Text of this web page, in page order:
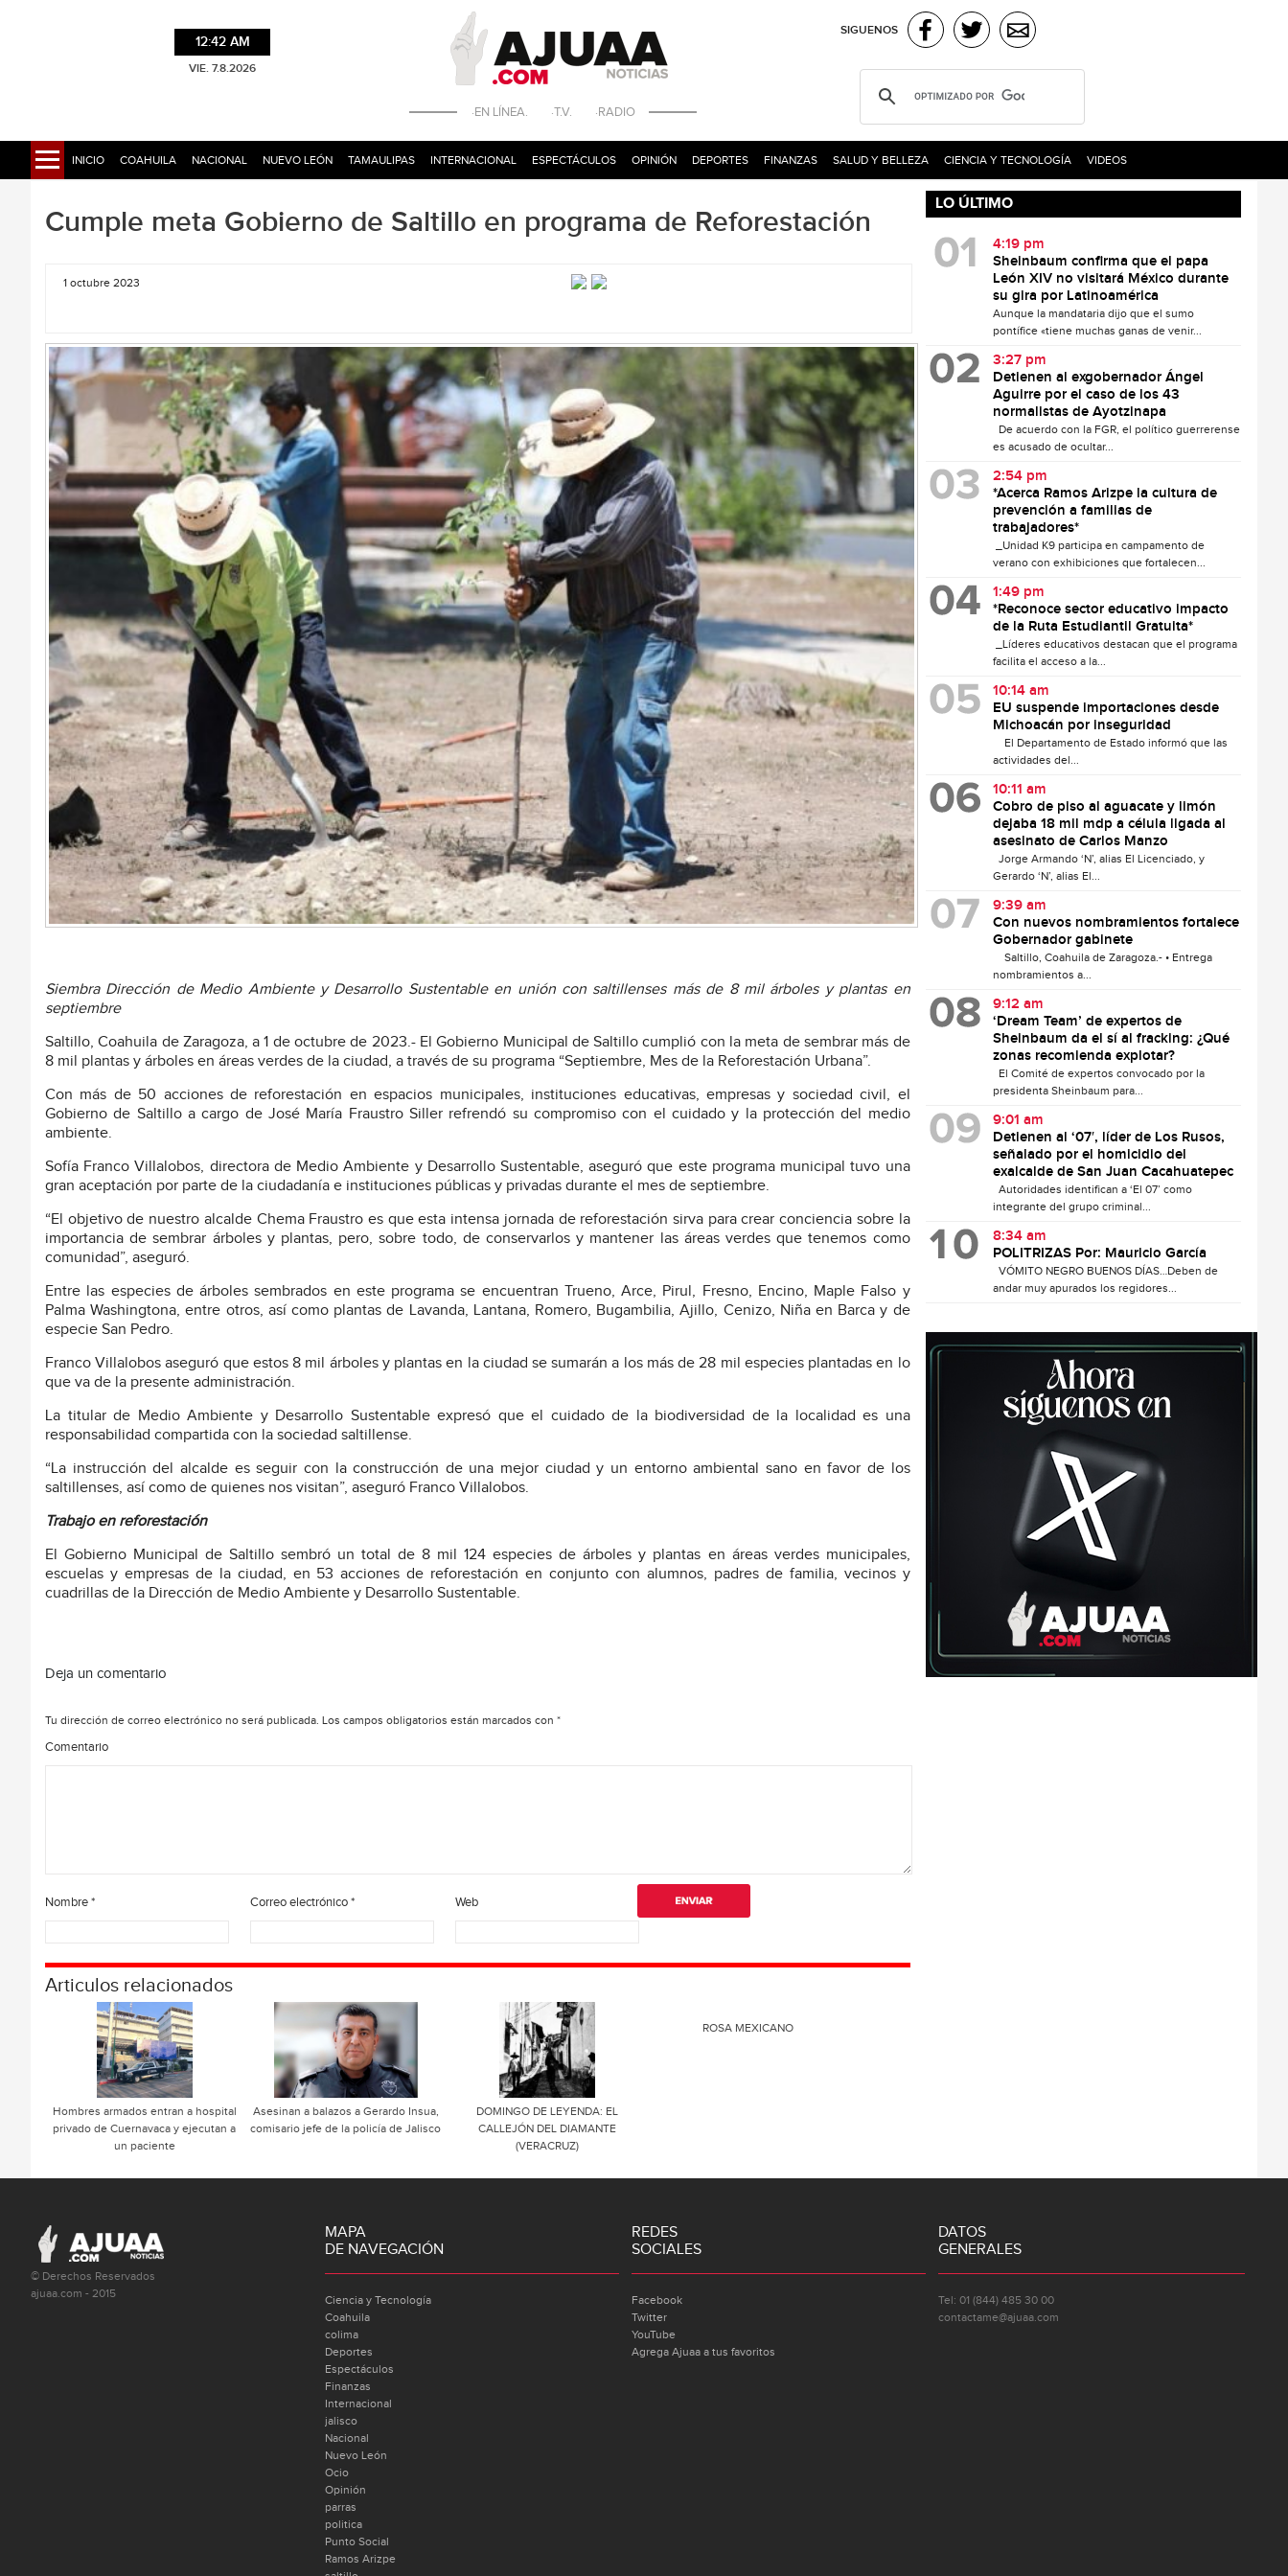
12:42 AM
VIE. 7.8.2026
·EN LÍNEA. ·T.V. ·RADIO
SIGUENOS
INICIO COAHUILA NACIONAL NUEVO LEÓN TAMAULIPAS INTERNACIONAL ESPECTÁCULOS OPINIÓN DEPORTES FINANZAS SALUD Y BELLEZA CIENCIA Y TECNOLOGÍA VIDEOS
Cumple meta Gobierno de Saltillo en programa de Reforestación
1 octubre 2023
Siembra Dirección de Medio Ambiente y Desarrollo Sustentable en unión con saltillenses más de 8 mil árboles y plantas en
septiembre
Saltillo, Coahuila de Zaragoza, a 1 de octubre de 2023.- El Gobierno Municipal de Saltillo cumplió con la meta de sembrar más de
8 mil plantas y árboles en áreas verdes de la ciudad, a través de su programa “Septiembre, Mes de la Reforestación Urbana”.
Con más de 50 acciones de reforestación en espacios municipales, instituciones educativas, empresas y sociedad civil, el
Gobierno de Saltillo a cargo de José María Fraustro Siller refrendó su compromiso con el cuidado y la protección del medio
ambiente.
Sofía Franco Villalobos, directora de Medio Ambiente y Desarrollo Sustentable, aseguró que este programa municipal tuvo una
gran aceptación por parte de la ciudadanía e instituciones públicas y privadas durante el mes de septiembre.
“El objetivo de nuestro alcalde Chema Fraustro es que esta intensa jornada de reforestación sirva para crear conciencia sobre la
importancia de sembrar árboles y plantas, pero, sobre todo, de conservarlos y mantener las áreas verdes que tenemos como
comunidad”, aseguró.
Entre las especies de árboles sembrados en este programa se encuentran Trueno, Arce, Pirul, Fresno, Encino, Maple Falso y
Palma Washingtona, entre otros, así como plantas de Lavanda, Lantana, Romero, Bugambilia, Ajillo, Cenizo, Niña en Barca y de
especie San Pedro.
Franco Villalobos aseguró que estos 8 mil árboles y plantas en la ciudad se sumarán a los más de 28 mil especies plantadas en lo
que va de la presente administración.
La titular de Medio Ambiente y Desarrollo Sustentable expresó que el cuidado de la biodiversidad de la localidad es una
responsabilidad compartida con la sociedad saltillense.
“La instrucción del alcalde es seguir con la construcción de una mejor ciudad y un entorno ambiental sano en favor de los
saltillenses, así como de quienes nos visitan”, aseguró Franco Villalobos.
Trabajo en reforestación
El Gobierno Municipal de Saltillo sembró un total de 8 mil 124 especies de árboles y plantas en áreas verdes municipales,
escuelas y empresas de la ciudad, en 53 acciones de reforestación en conjunto con alumnos, padres de familia, vecinos y
cuadrillas de la Dirección de Medio Ambiente y Desarrollo Sustentable.
Deja un comentario
Tu dirección de correo electrónico no será publicada. Los campos obligatorios están marcados con *
Comentario
Nombre* Correo electrónico* Web
Articulos relacionados
Hombres armados entran a hospital
privado de Cuernavaca y ejecutan a
un paciente
Asesinan a balazos a Gerardo Insua,
comisario jefe de la policía de Jalisco
DOMINGO DE LEYENDA: EL
CALLEJÓN DEL DIAMANTE
(VERACRUZ)
ROSA MEXICANO
LO ÚLTIMO
4:19 pm
Sheinbaum confirma que el papa
León XIV no visitará México durante
su gira por Latinoamérica
Aunque la mandataria dijo que el sumo
pontífice «tiene muchas ganas de venir...
3:27 pm
Detienen al exgobernador Ángel
Aguirre por el caso de los 43
normalistas de Ayotzinapa
De acuerdo con la FGR, el político guerrerense
es acusado de ocultar...
2:54 pm
*Acerca Ramos Arizpe la cultura de
prevención a familias de
trabajadores*
_Unidad K9 participa en campamento de
verano con exhibiciones que fortalecen...
1:49 pm
*Reconoce sector educativo impacto
de la Ruta Estudiantil Gratuita*
_Líderes educativos destacan que el programa
facilita el acceso a la...
10:14 am
EU suspende importaciones desde
Michoacán por inseguridad
El Departamento de Estado informó que las
actividades del...
10:11 am
Cobro de piso al aguacate y limón
dejaba 18 mil mdp a célula ligada al
asesinato de Carlos Manzo
Jorge Armando ‘N’, alias El Licenciado, y
Gerardo ‘N’, alias El...
9:39 am
Con nuevos nombramientos fortalece
Gobernador gabinete
Saltillo, Coahuila de Zaragoza.- • Entrega
nombramientos a...
9:12 am
‘Dream Team’ de expertos de
Sheinbaum da el sí al fracking: ¿Qué
zonas recomienda explotar?
El Comité de expertos convocado por la
presidenta Sheinbaum para...
9:01 am
Detienen al ‘07′, líder de Los Rusos,
señalado por el homicidio del
exalcalde de San Juan Cacahuatepec
Autoridades identifican a ‘El 07’ como
integrante del grupo criminal...
8:34 am
POLITRIZAS Por: Mauricio García
VÓMITO NEGRO BUENOS DÍAS…Deben de
andar muy apurados los regidores...
© Derechos Reservados
ajuaa.com - 2015
MAPA
DE NAVEGACIÓN
Ciencia y Tecnología
Coahuila
colima
Deportes
Espectáculos
Finanzas
Internacional
jalisco
Nacional
Nuevo León
Ocio
Opinión
parras
politica
Punto Social
Ramos Arizpe
REDES
SOCIALES
Facebook
Twitter
YouTube
Agrega Ajuaa a tus favoritos
DATOS
GENERALES
Tel: 01 (844) 485 30 00
contactame@ajuaa.com